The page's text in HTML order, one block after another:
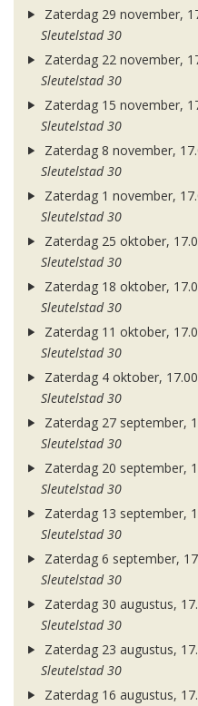
Zaterdag 29 november,
Sleutelstad 30
Zaterdag 22 november,
Sleutelstad 30
Zaterdag 15 november,
Sleutelstad 30
Zaterdag 8 november,
Sleutelstad 30
Zaterdag 1 november,
Sleutelstad 30
Zaterdag 25 oktober,
Sleutelstad 30
Zaterdag 18 oktober,
Sleutelstad 30
Zaterdag 11 oktober,
Sleutelstad 30
Zaterdag 4 oktober,
Sleutelstad 30
Zaterdag 27 september,
Sleutelstad 30
Zaterdag 20 september,
Sleutelstad 30
Zaterdag 13 september,
Sleutelstad 30
Zaterdag 6 september,
Sleutelstad 30
Zaterdag 30 augustus,
Sleutelstad 30
Zaterdag 23 augustus,
Sleutelstad 30
Zaterdag 16 augustus,